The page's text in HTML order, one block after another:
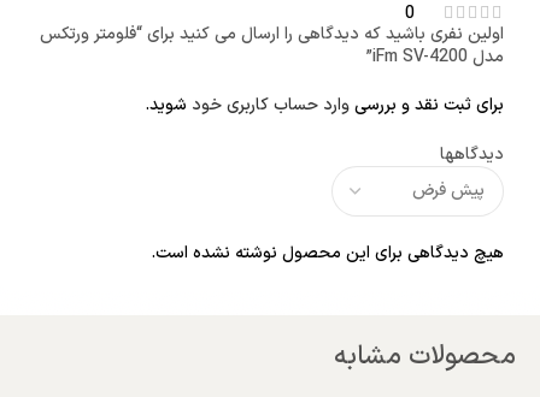
0
دیدگاهها
هیچ دیدگاهی برای این محصول نوشته نشده است.
اولین نفری باشید که دیدگاهی را ارسال می کنید برای “فلومتر ورتکس
مدل iFm SV-4200”
برای ثبت نقد و بررسیوارد حساب کاربری خود شوید.
محصولات مشابه